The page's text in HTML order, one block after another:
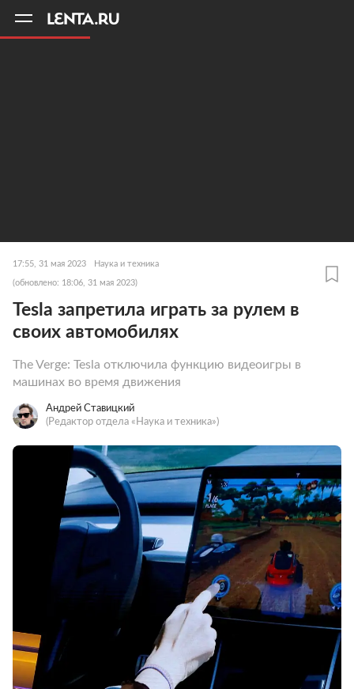
17:55, 31 мая 2023 Наука и техника
(обновлено: 18:06, 31 мая 2023)
Tesla запретила играть за рулем в
своих автомобилях
The Verge: Tesla отключила функцию видеоигры в
машинах во время движения
Андрей Ставицкий
(Редактор отдела «Наука и техника»)